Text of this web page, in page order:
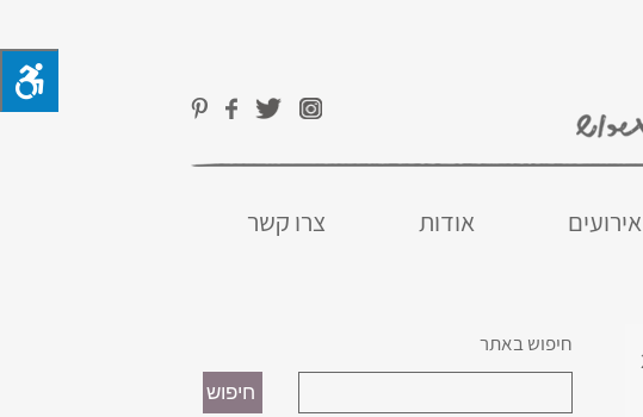
אירועים אודות צרו קשר
חיפוש באתר